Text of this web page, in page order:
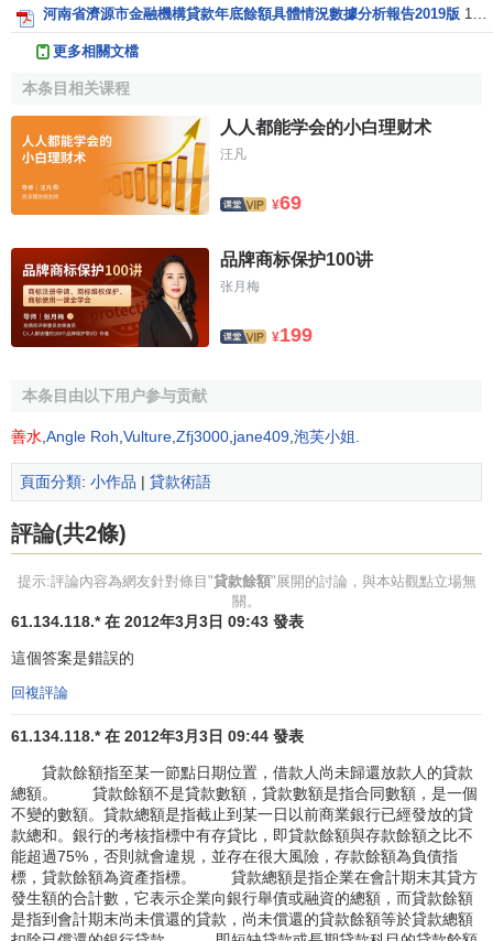
河南省濟源市金融機構貸款年底餘額具體情況數據分析報告2019版 19頁
更多相關文檔
本条目相关课程
人人都能学会的小白理财术
汪凡
¥69
品牌商标保护100讲
张月梅
¥199
本条目由以下用户参与贡献
善水 Angle Roh Vulture Zfj3000 jane409 泡芙小姐
頁面分類: 小作品 | 貸款術語
評論(共2條)
提示:評論內容為網友針對條目"貸款餘額"展開的討論，與本站觀點立場無
關。
61.134.118.* 在 2012年3月3日 09:43 發表
這個答案是錯誤的
回複評論
61.134.118.* 在 2012年3月3日 09:44 發表
貸款餘額指至某一節點日期位置，借款人尚未歸還放款人的貸款
總額。 貸款餘額不是貸款數額，貸款數額是指合同數額，是一個
不變的數額。貸款總額是指截止到某一日以前商業銀行已經發放的貸
款總和。銀行的考核指標中有存貸比，即貸款餘額與存款餘額之比不
能超過75%，否則就會違規，並存在很大風險，存款餘額為負債指
標，貸款餘額為資產指標。 貸款總額是指企業在會計期末其貸方
發生額的合計數，它表示企業向銀行舉債或融資的總額，而貸款餘額
是指到會計期末尚未償還的貸款，尚未償還的貸款餘額等於貸款總額